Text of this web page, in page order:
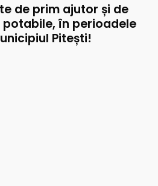
de prim ajutor și de
în perioadele
Pitești!